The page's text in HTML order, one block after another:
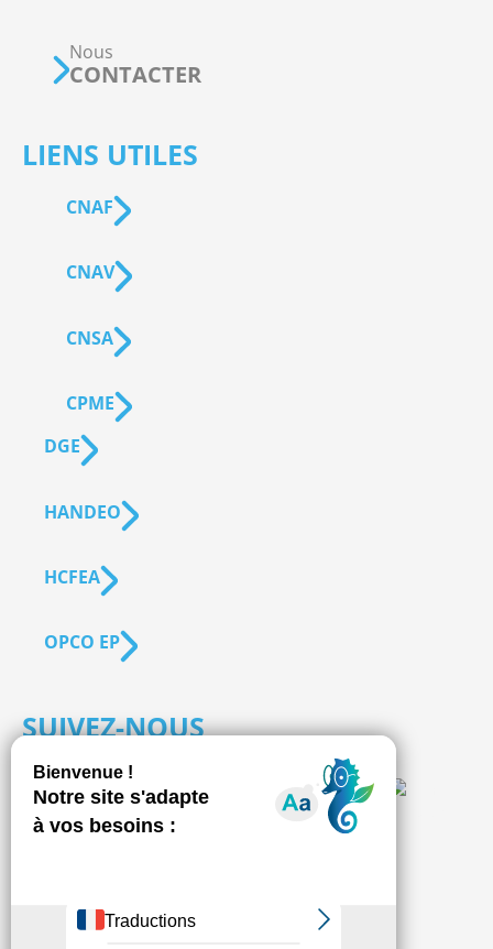
Nous
CONTACTER
LIENS UTILES
CNAF
CNAV
CNSA
CPME
DGE
HANDEO
HCFEA
OPCO EP
SUIVEZ-NOUS